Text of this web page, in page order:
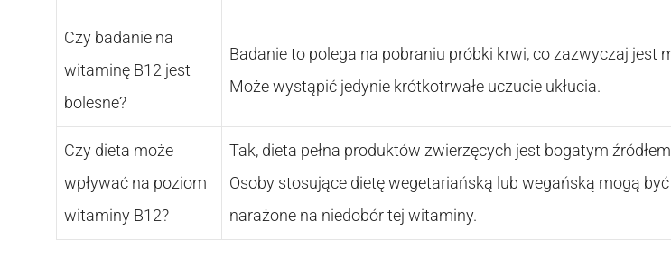
Czy badanie na
witaminę B12 jest
bolesne?
Badanie to polega na pobraniu próbki krwi, co zazwyczaj jest
Może wystąpić jedynie krótkotrwałe uczucie ukłucia.
Czy dieta może
wpływać na poziom
witaminy B12?
Tak, dieta pełna produktów zwierzęcych jest bogatym
Osoby stosujące dietę wegetariańską lub wegańską mogą
narażone na niedobór tej witaminy.